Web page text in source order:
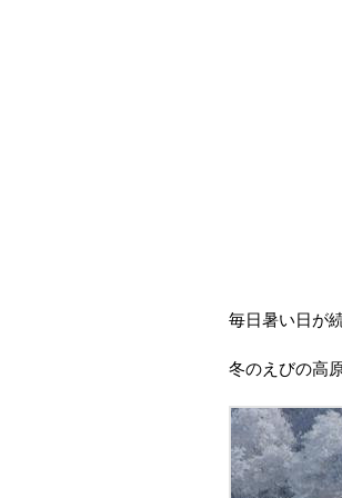
毎日暑い日が
冬のえびの